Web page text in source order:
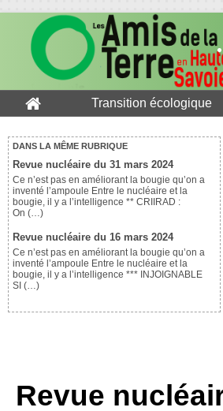
Transition écologique
DANS LA MÊME RUBRIQUE
Revue nucléaire du 31 mars 2024
Ce n’est pas en améliorant la bougie qu’on a
inventé l’ampoule Entre le nucléaire et la
bougie, il y a l’intelligence ** CRIIRAD :
On (…)
Revue nucléaire du 16 mars 2024
Ce n’est pas en améliorant la bougie qu’on a
inventé l’ampoule Entre le nucléaire et la
bougie, il y a l’intelligence *** INJOIGNABLE
SI (…)
Revue